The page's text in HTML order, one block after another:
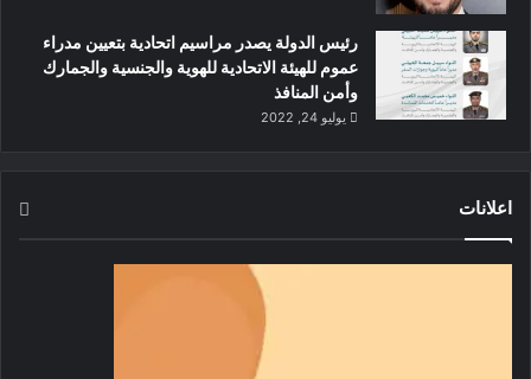
رئيس الدولة يصدر مراسيم اتحادية بتعيين مدراء
عموم للهيئة الاتحادية للهوية والجنسية والجمارك
وأمن المنافذ
يوليو 24, 2022
اعلانات